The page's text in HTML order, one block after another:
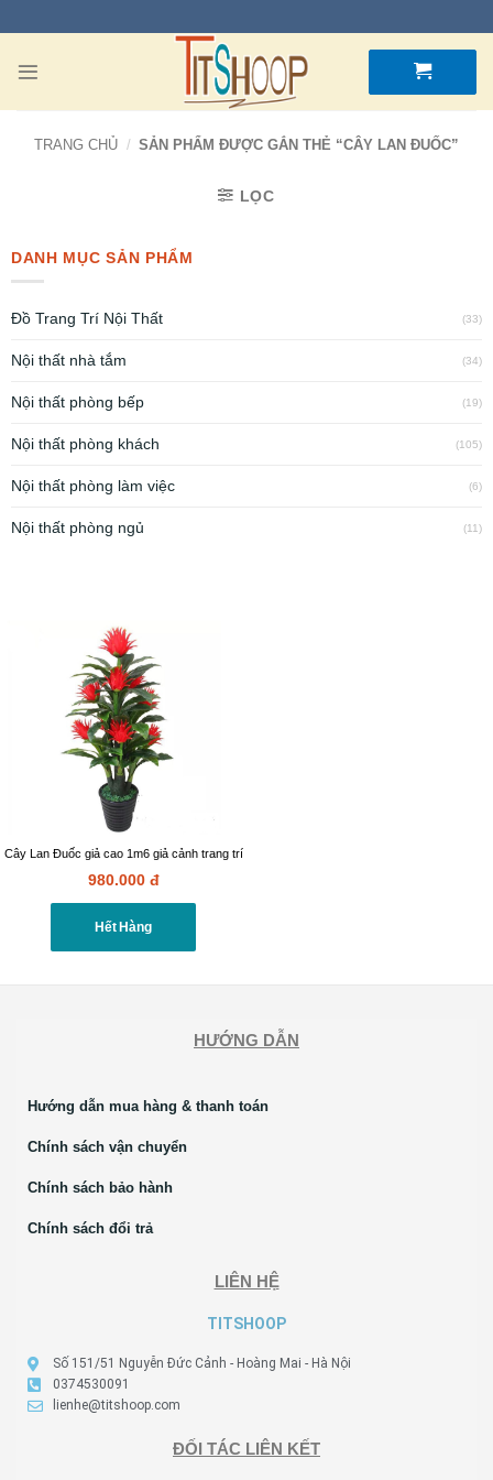
TRANG CHỦ / SẢN PHẨM ĐƯỢC GẮN THẺ “CÂY LAN ĐUỐC”
LỌC
DANH MỤC SẢN PHẨM
Đồ Trang Trí Nội Thất (33)
Nội thất nhà tắm (34)
Nội thất phòng bếp (19)
Nội thất phòng khách (105)
Nội thất phòng làm việc (6)
Nội thất phòng ngủ (11)
Cây Lan Đuốc giả cao 1m6 giả cảnh trang trí
980.000 đ
Hết Hàng
HƯỚNG DẪN
Hướng dẫn mua hàng & thanh toán
Chính sách vận chuyển
Chính sách bảo hành
Chính sách đổi trả
LIÊN HỆ
TITSHOOP
Số 151/51 Nguyễn Đức Cảnh - Hoàng Mai - Hà Nội
0374530091
lienhe@titshoop.com
ĐỐI TÁC LIÊN KẾT